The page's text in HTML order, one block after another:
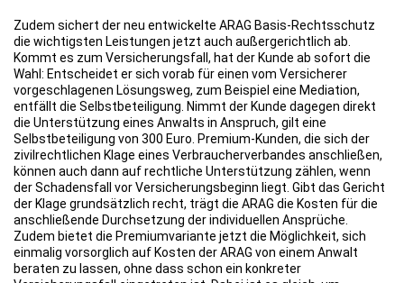
Zudem sichert der neu entwickelte ARAG Basis-Rechtsschutz
die wichtigsten Leistungen jetzt auch außergerichtlich ab.
Kommt es zum Versicherungsfall, hat der Kunde ab sofort die
Wahl: Entscheidet er sich vorab für einen vom Versicherer
vorgeschlagenen Lösungsweg, zum Beispiel eine Mediation,
entfällt die Selbstbeteiligung. Nimmt der Kunde dagegen direkt
die Unterstützung eines Anwalts in Anspruch, gilt eine
Selbstbeteiligung von 300 Euro. Premium-Kunden, die sich der
zivilrechtlichen Klage eines Verbraucherverbandes anschließen,
können auch dann auf rechtliche Unterstützung zählen, wenn
der Schadensfall vor Versicherungsbeginn liegt. Gibt das Gericht
der Klage grundsätzlich recht, trägt die ARAG die Kosten für die
anschließende Durchsetzung der individuellen Ansprüche.
Zudem bietet die Premiumvariante jetzt die Möglichkeit, sich
einmalig vorsorglich auf Kosten der ARAG von einem Anwalt
beraten zu lassen, ohne dass schon ein konkreter